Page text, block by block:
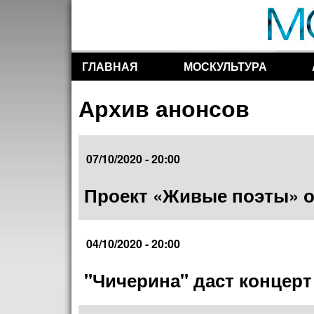
Разделы сайта
ГЛАВНАЯ МОСКУЛЬТУРА
Архив анонсов
07/10/2020 - 20:00
Проект «Живые поэты»
04/10/2020 - 20:00
"Чичерина" даст